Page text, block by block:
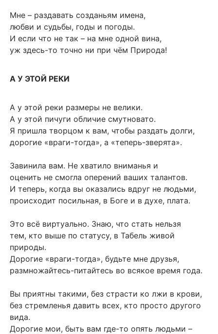
Мне – раздавать созданьям имена,
любви и судьбы, годы и погоды.
И если что не так – на мне одной вина,
уж здесь-то точно ни при чём Природа!
А У ЭТОЙ РЕКИ
А у этой реки размеры не велики.
А у этой пичуги обличие смутновато.
Я пришла творцом к вам, чтобы раздать долги,
дорогие «враги-тогда», а «теперь-зверята».
Завинила вам. Не хватило вниманья и
оценить не смогла оперений ваших талантов.
И теперь, когда вы оказались вдруг не людьми,
происходит посильная, в Боге и в духе, плата.
Это всё виртуально. Знаю, что стать нельзя
тем, кто выше по статусу, в Табель живой
природы.
Дорогие «враги-тогда», будьте мне друзья,
размножайтесь-питайтесь во всякое время года.
Вы приятны такими, без страсти ко лжи в крови,
без стремленья давить всех, кто просто другого
вида.
Дорогие мои, быть вам где-то опять людьми –